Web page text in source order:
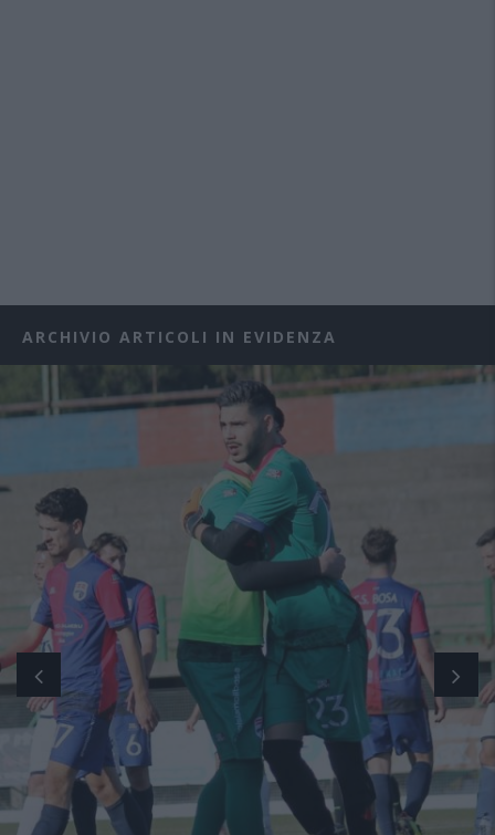
ARCHIVIO ARTICOLI IN EVIDENZA